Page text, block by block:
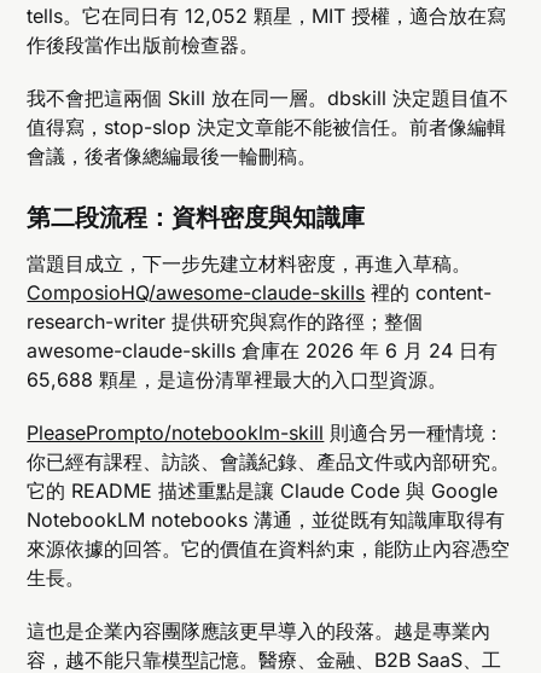
tells。它在同日有 12,052 顆星，MIT 授權，適合放在寫
作後段當作出版前檢查器。
我不會把這兩個 Skill 放在同一層。dbskill 決定題目值不
值得寫，stop-slop 決定文章能不能被信任。前者像編輯
會議，後者像總編最後一輪刪稿。
第二段流程：資料密度與知識庫
當題目成立，下一步先建立材料密度，再進入草稿。
ComposioHQ/awesome-claude-skills 裡的 content-
research-writer 提供研究與寫作的路徑；整個
awesome-claude-skills 倉庫在 2026 年 6 月 24 日有
65,688 顆星，是這份清單裡最大的入口型資源。
PleasePrompto/notebooklm-skill 則適合另一種情境：
你已經有課程、訪談、會議紀錄、產品文件或內部研究。
它的 README 描述重點是讓 Claude Code 與 Google
NotebookLM notebooks 溝通，並從既有知識庫取得有
來源依據的回答。它的價值在資料約束，能防止內容憑空
生長。
這也是企業內容團隊應該更早導入的段落。越是專業內
容，越不能只靠模型記憶。醫療、金融、B2B SaaS、工